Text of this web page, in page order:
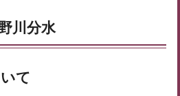
川分水
て